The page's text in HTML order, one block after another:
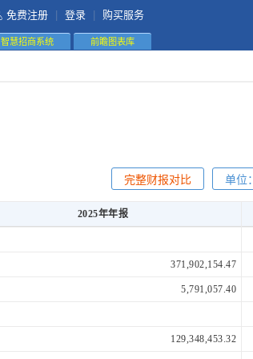
免费注册 登录 购买服务
智慧招商系统 前瞻图表库
单位：
完整财报对比
2025年年报
371,902,154.47
5,791,057.40
129,348,453.32